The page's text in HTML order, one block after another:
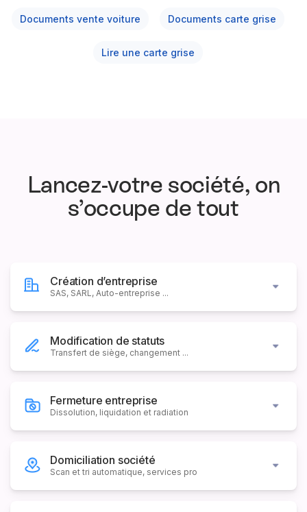
Documents vente voiture Documents carte grise
Lire une carte grise
Lancez-votre société, on
s’occupe de tout
Création d’entreprise
SAS, SARL, Auto-entreprise ...
Modification de statuts
Transfert de siège, changement ...
Fermeture entreprise
Dissolution, liquidation et radiation
Domiciliation société
Scan et tri automatique, services pro